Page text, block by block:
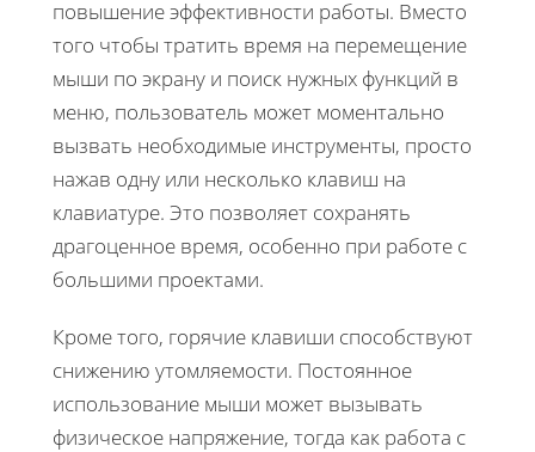
повышение эффективности работы. Вместо
того чтобы тратить время на перемещение
мыши по экрану и поиск нужных функций в
меню, пользователь может моментально
вызвать необходимые инструменты, просто
нажав одну или несколько клавиш на
клавиатуре. Это позволяет сохранять
драгоценное время, особенно при работе с
большими проектами.
Кроме того, горячие клавиши способствуют
снижению утомляемости. Постоянное
использование мыши может вызывать
физическое напряжение, тогда как работа с